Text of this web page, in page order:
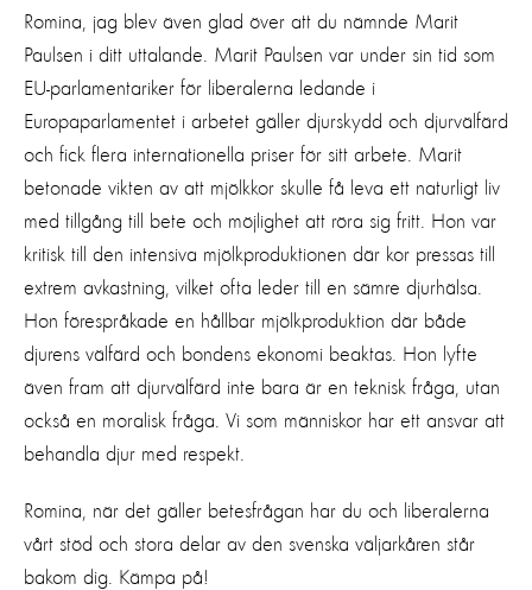
Romina, jag blev även glad över att du nämnde Marit
Paulsen i ditt uttalande. Marit Paulsen var under sin tid som
EU-parlamentariker för liberalerna ledande i
Europaparlamentet i arbetet gäller djurskydd och djurvälfärd
och fick flera internationella priser för sitt arbete. Marit
betonade vikten av att mjölkkor skulle få leva ett naturligt liv
med tillgång till bete och möjlighet att röra sig fritt. Hon var
kritisk till den intensiva mjölkproduktionen där kor pressas till
extrem avkastning, vilket ofta leder till en sämre djurhälsa.
Hon förespråkade en hållbar mjölkproduktion där både
djurens välfärd och bondens ekonomi beaktas. Hon lyfte
även fram att djurvälfärd inte bara är en teknisk fråga, utan
också en moralisk fråga. Vi som människor har ett ansvar att
behandla djur med respekt.
Romina, när det gäller betesfrågan har du och liberalerna
vårt stöd och stora delar av den svenska väljarkåren står
bakom dig. Kämpa på!